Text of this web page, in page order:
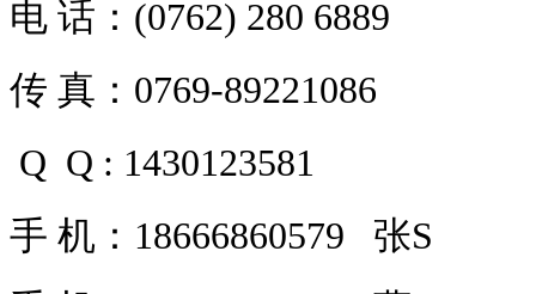
电 话：(0762) 280 6889
传 真：0769-89221086
Q Q : 1430123581
手 机：18666860579 张S